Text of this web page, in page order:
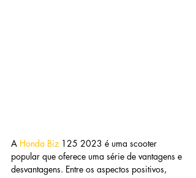
A Honda Biz 125 2023 é uma scooter
popular que oferece uma série de vantagens e
desvantagens. Entre os aspectos positivos,